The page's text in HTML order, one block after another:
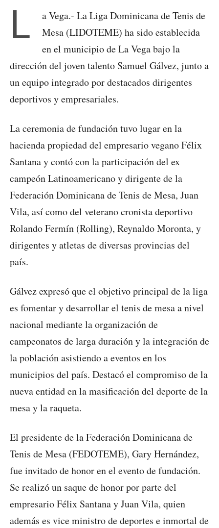
L
a Vega.- La Liga Dominicana de Tenis de
Mesa (LIDOTEME) ha sido establecida
en el municipio de La Vega bajo la
dirección del joven talento Samuel Gálvez, junto a
un equipo integrado por destacados dirigentes
deportivos y empresariales.
La ceremonia de fundación tuvo lugar en la
hacienda propiedad del empresario vegano Félix
Santana y contó con la participación del ex
campeón Latinoamericano y dirigente de la
Federación Dominicana de Tenis de Mesa, Juan
Vila, así como del veterano cronista deportivo
Rolando Fermín (Rolling), Reynaldo Moronta, y
dirigentes y atletas de diversas provincias del
país.
Gálvez expresó que el objetivo principal de la liga
es fomentar y desarrollar el tenis de mesa a nivel
nacional mediante la organización de
campeonatos de larga duración y la integración de
la población asistiendo a eventos en los
municipios del país. Destacó el compromiso de la
nueva entidad en la masificación del deporte de la
mesa y la raqueta.
El presidente de la Federación Dominicana de
Tenis de Mesa (FEDOTEME), Gary Hernández,
fue invitado de honor en el evento de fundación.
Se realizó un saque de honor por parte del
empresario Félix Santana y Juan Vila, quien
además es vice ministro de deportes e inmortal de